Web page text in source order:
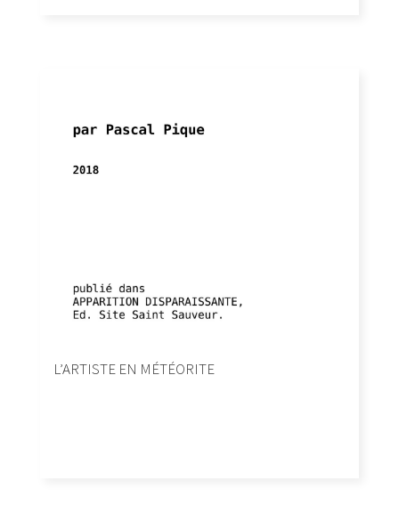
L’ARTISTE EN MÉTÉORITE